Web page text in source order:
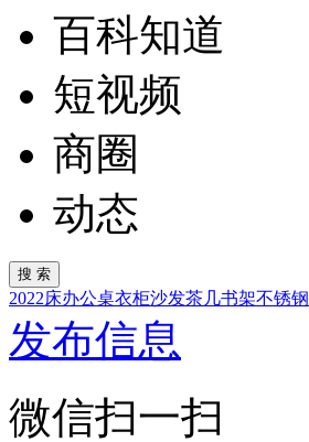
百科知道
短视频
商圈
动态
2022床办公桌衣柜沙发茶几书架不锈钢
发布信息
微信扫一扫